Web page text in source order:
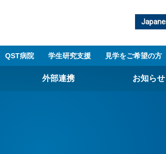
QST病院 学生研究支援​ 見学をご希望の方
外部連携 お知ら